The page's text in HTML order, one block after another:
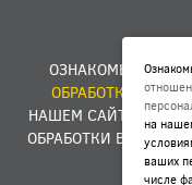
ОЗНАКОМЬТЕСЬ С
ОБРАБОТКИ
НАШЕМ САЙТЕ, ВЫ
ОБРАБОТКИ ВАШИХ
на
ваших
числе